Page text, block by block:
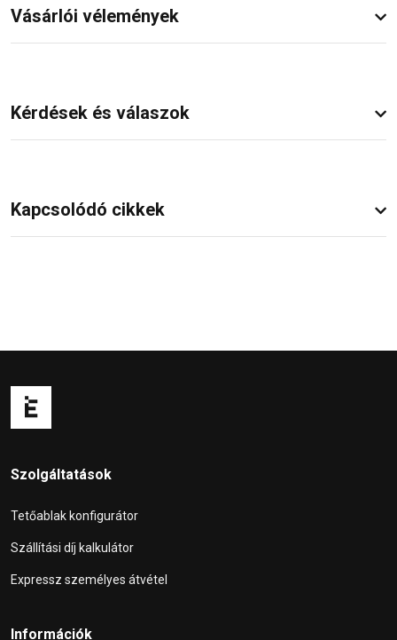
Vásárlói vélemények
Kérdések és válaszok
Kapcsolódó cikkek
Szolgáltatások
Tetőablak konfigurátor
Szállítási díj kalkulátor
Expressz személyes átvétel
Információk